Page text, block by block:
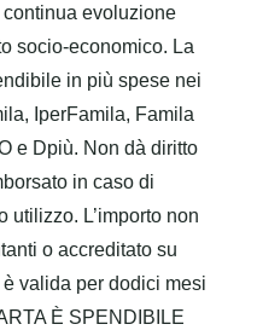
evoluzione
socio-economico. La
in più spese nei
IperFamila, Famila
e Dpiù. Non dà diritto
in caso di
utilizzo. L’importo non
o accreditato su
è valida per dodici mesi
È SPENDIBILE